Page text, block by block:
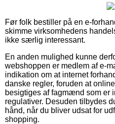
Før folk bestiller på en e-
skimme virksomhedens
ikke særlig interessant.
En anden mulighed kunne
webshoppen er medlem af e-
indikation om at internet
danske regler, foruden at
besigtiges af fagmænd som er
regulativer. Desuden tilbydes
hånd, når du bliver udsat for
shopping.